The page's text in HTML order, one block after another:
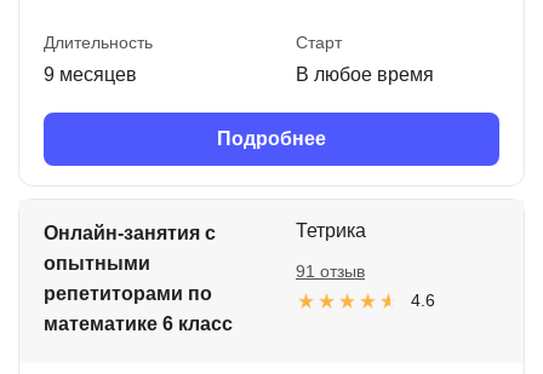
Длительность
9 месяцев
Старт
В любое время
Подробнее
Онлайн-занятия с
опытными
репетиторами по
математике 6 класс
Тетрика
4.6
91 отзыв